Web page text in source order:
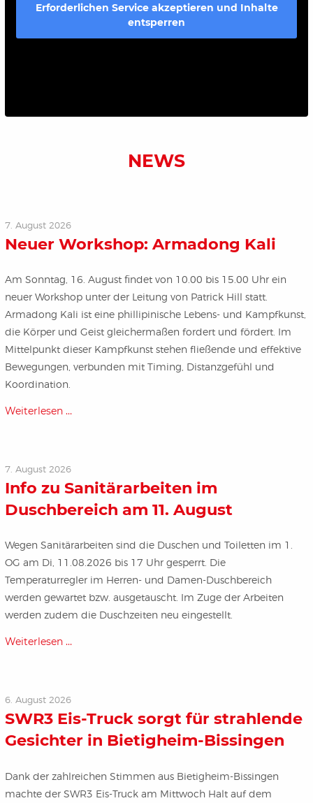
Erforderlichen Service akzeptieren und Inhalte
entsperren
NEWS
7. August 2026
Neuer Workshop: Armadong Kali
Am Sonntag, 16. August findet von 10.00 bis 15.00 Uhr ein
neuer Workshop unter der Leitung von Patrick Hill statt.
Armadong Kali ist eine phillipinische Lebens- und Kampfkunst,
die Körper und Geist gleichermaßen fordert und fördert. Im
Mittelpunkt dieser Kampfkunst stehen fließende und effektive
Bewegungen, verbunden mit Timing, Distanzgefühl und
Koordination.
Weiterlesen …
7. August 2026
Info zu Sanitärarbeiten im
Duschbereich am 11. August
Wegen Sanitärarbeiten sind die Duschen und Toiletten im 1.
OG am Di, 11.08.2026 bis 17 Uhr gesperrt. Die
Temperaturregler im Herren- und Damen-Duschbereich
werden gewartet bzw. ausgetauscht. Im Zuge der Arbeiten
werden zudem die Duschzeiten neu eingestellt.
Weiterlesen …
6. August 2026
SWR3 Eis-Truck sorgt für strahlende
Gesichter in Bietigheim-Bissingen
Dank der zahlreichen Stimmen aus Bietigheim-Bissingen
machte der SWR3 Eis-Truck am Mittwoch Halt auf dem